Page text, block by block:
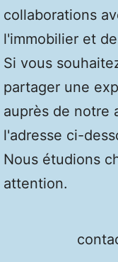
collaborations
l'immobilier et
Si vous
partager une
auprès de notre
l'adresse ci-
Nous étudions
attention.